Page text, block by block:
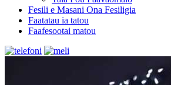
Fesili e Masani Ona Fesiligia
Faatatau ia tatou
Faafesootai matou